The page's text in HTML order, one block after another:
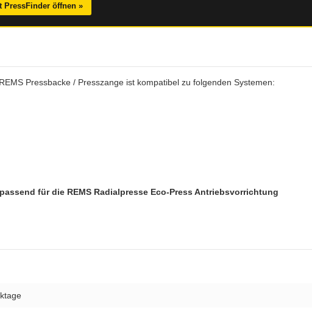
PressFinder öffnen »
Pressbacke / Presszange ist kompatibel zu folgenden Systemen:
für die REMS Radialpresse Eco-Press Antriebsvorrichtung